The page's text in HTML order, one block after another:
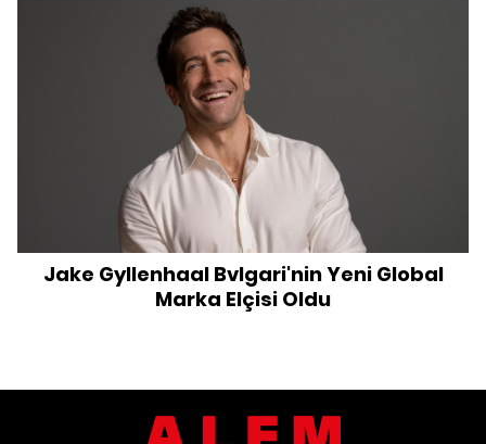
Jake Gyllenhaal Bvlgari'nin Yeni Global
Marka Elçisi Oldu